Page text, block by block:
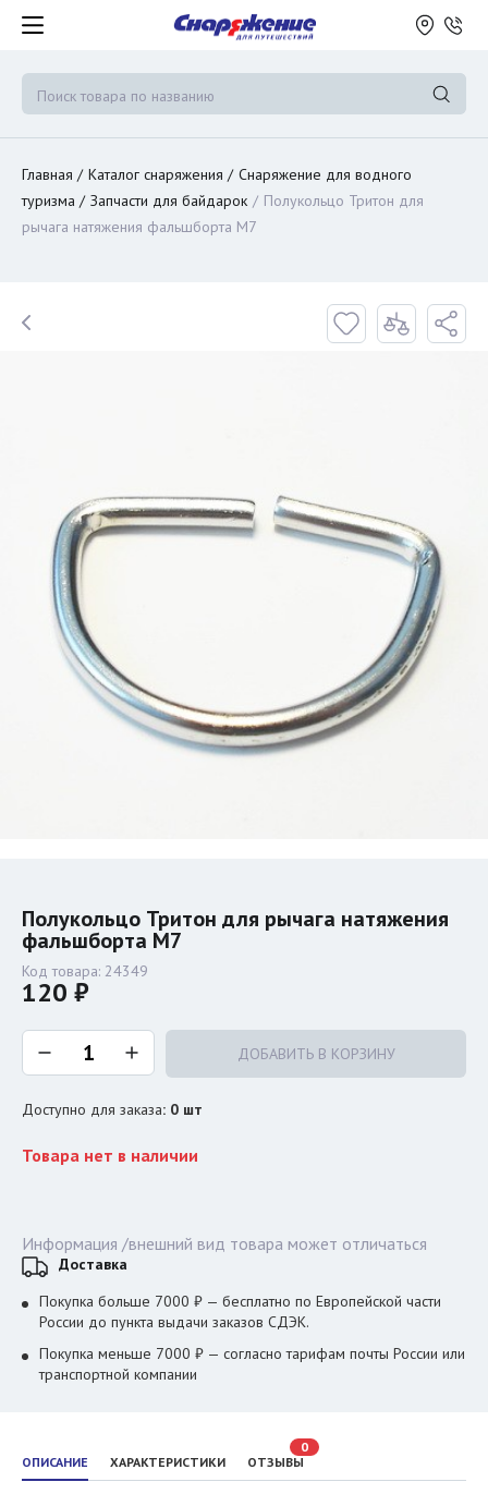
Главная Каталог снаряжения
Снаряжение для водного
туризма
Запчасти для байдарок
Полукольцо Тритон для
рычага натяжения фальшборта M7
Полукольцо Тритон для рычага натяжения
фальшборта M7
Код товара: 24349
120 ₽
ДОБАВИТЬ В КОРЗИНУ
Доступно для заказа: 0 шт
Товара нет в наличии
ОПИСАНИЕ ХАРАКТЕРИСТИКИ ОТЗЫВЫ
0
Информация /внешний вид товара может отличаться
Доставка
Покупка больше 7000 ₽ — бесплатно по Европейской части
России до пункта выдачи заказов СДЭК.
Покупка меньше 7000 ₽ — согласно тарифам почты России или
транспортной компании